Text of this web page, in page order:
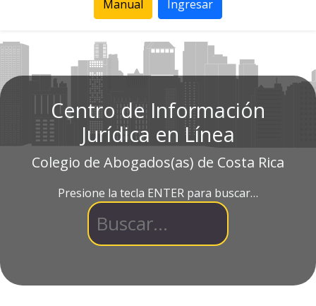
Manual Ingresar
Centro de Información
Jurídica en Línea
Colegio de Abogados(as) de Costa Rica
Presione la tecla ENTER para buscar…